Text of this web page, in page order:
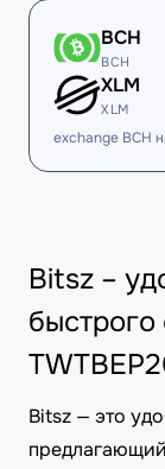
BCH
BCH
XLM
XLM
exchange BCH
Bitsz –
Bitsz — это